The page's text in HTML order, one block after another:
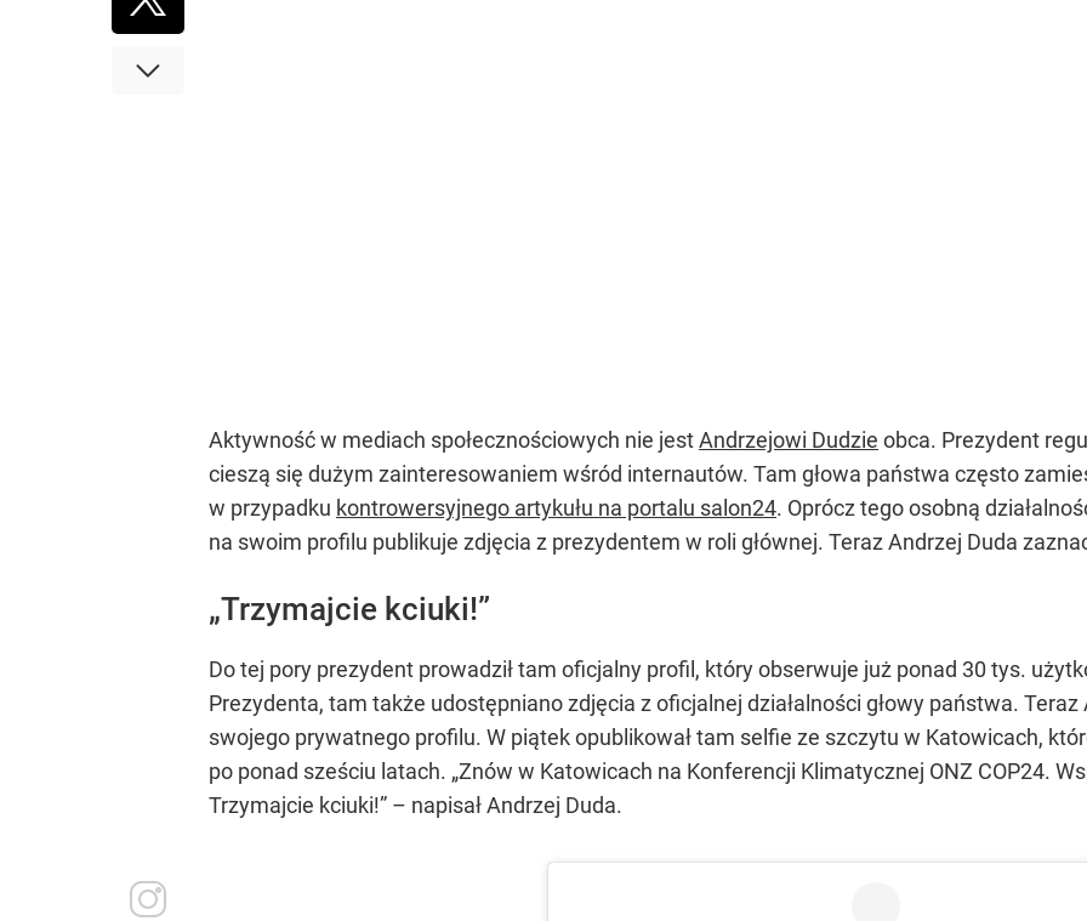
Aktywność w mediach społecznościowych nie jestAndrzejowi Dudzie obca. Prezydent
cieszą się dużym zainteresowaniem wśród internautów. Tam głowa państwa często
w przypadku kontrowersyjnego artykułu na portalu salon24. Oprócz tego osobną
na swoim profilu publikuje zdjęcia z prezydentem w roli głównej. Teraz Andrzej Duda
„Trzymajcie kciuki!”
Do tej pory prezydent prowadził tam oficjalny profil, który obserwuje już ponad 30 tys.
Prezydenta, tam także udostępniano zdjęcia z oficjalnej działalności głowy państwa.
swojego prywatnego profilu. W piątek opublikował tam selfie ze szczytu w Katowicach,
po ponad sześciu latach. „Znów w Katowicach na Konferencji Klimatycznej ONZ COP24.
Trzymajcie kciuki!” – napisał Andrzej Duda.